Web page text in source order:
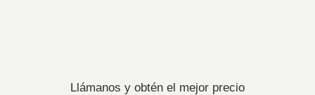
Llámanos y obtén el mejor precio